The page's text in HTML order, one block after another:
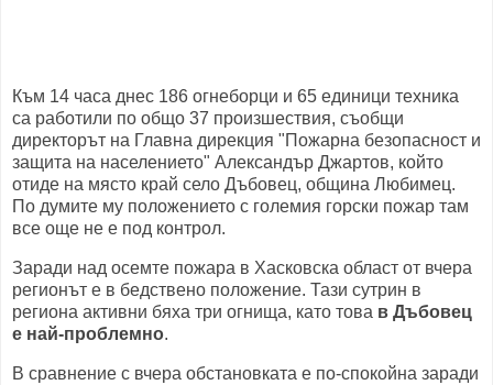
Към 14 часа днес 186 огнеборци и 65 единици техника
са работили по общо 37 произшествия, съобщи
директорът на Главна дирекция "Пожарна безопасност и
защита на населението" Александър Джартов, който
отиде на място край село Дъбовец, община Любимец.
По думите му положението с големия горски пожар там
все още не е под контрол.
Заради над осемте пожара в Хасковска област от вчера
регионът е в бедствено положение. Тази сутрин в
региона активни бяха три огнища, като това в Дъбовец
е най-проблемно.
В сравнение с вчера обстановката е по-спокойна заради